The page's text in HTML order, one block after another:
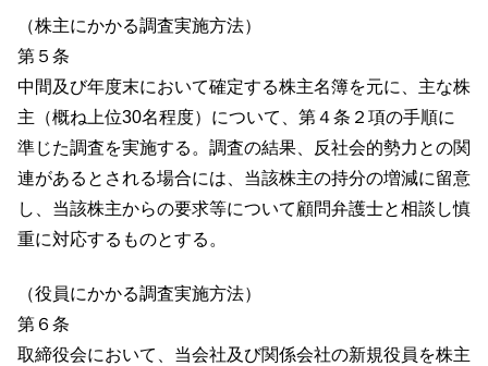
（株主にかかる調査実施方法）
第５条
中間及び年度末において確定する株主名簿を元に、主な株
主（概ね上位30名程度）について、第４条２項の手順に
準じた調査を実施する。調査の結果、反社会的勢力との関
連があるとされる場合には、当該株主の持分の増減に留意
し、当該株主からの要求等について顧問弁護士と相談し慎
重に対応するものとする。
（役員にかかる調査実施方法）
第６条
取締役会において、当会社及び関係会社の新規役員を株主